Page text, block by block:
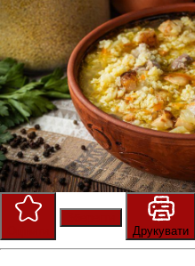
Друкувати